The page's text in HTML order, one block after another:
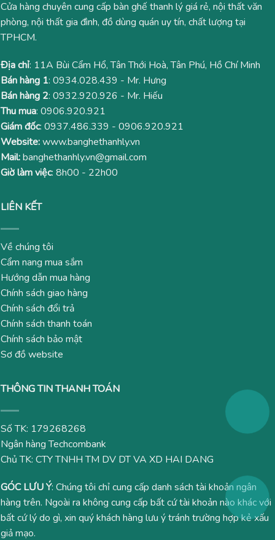
Cửa hàng chuyên cung cấp bàn ghế thanh lý giá rẻ, nội thất văn
phòng, nội thất gia đình, đồ dùng quán uy tín, chất lượng tại
TPHCM.
Địa chỉ: 11A Bùi Cẩm Hổ, Tân Thới Hoà, Tân Phú, Hồ Chí Minh
Bán hàng 1: 0934.028.439 - Mr. Hưng
Bán hàng 2: 0932.920.926 - Mr. Hiếu
Thu mua: 0906.920.921
Giám đốc: 0937.486.339 - 0906.920.921
Website:www.banghethanhly.vn
Mail:banghethanhly.vn@gmail.com
Giờ làm việc: 8h00 - 22h00
LIÊN KẾT
Về chúng tôi
Cẩm nang mua sắm
Hướng dẫn mua hàng
Chính sách giao hàng
Chính sách đổi trả
Chính sách thanh toán
Chính sách bảo mật
Sơ đồ website
THÔNG TIN THANH TOÁN
Số TK: 179268268
Ngân hàng Techcombank
Chủ TK: CTY TNHH TM DV DT VA XD HAI DANG
GÓC LƯU Ý: Chúng tôi chỉ cung cấp danh sách tài khoản ngân
hàng trên. Ngoài ra không cung cấp bất cứ tài khoản nào khác với
bất cứ lý do gì, xin quý khách hàng lưu ý tránh trường hợp kẻ xấu
giả mạo.